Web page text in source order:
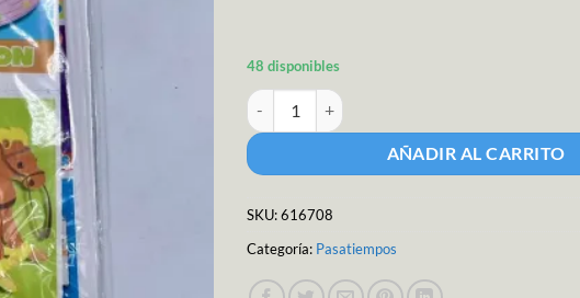
48 disponibles
Loteria Baby Shower 8 Tablas cantidad
AÑADIR AL CARRITO
SKU:616708
Categoría: Pasatiempos